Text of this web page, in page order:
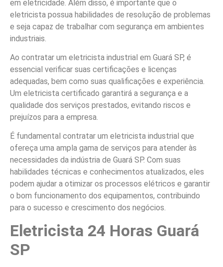
em eletricidade. Além disso, é importante que o
eletricista possua habilidades de resolução de problemas
e seja capaz de trabalhar com segurança em ambientes
industriais.
Ao contratar um eletricista industrial em Guará SP, é
essencial verificar suas certificações e licenças
adequadas, bem como suas qualificações e experiência.
Um eletricista certificado garantirá a segurança e a
qualidade dos serviços prestados, evitando riscos e
prejuízos para a empresa.
É fundamental contratar um eletricista industrial que
ofereça uma ampla gama de serviços para atender às
necessidades da indústria de Guará SP. Com suas
habilidades técnicas e conhecimentos atualizados, eles
podem ajudar a otimizar os processos elétricos e garantir
o bom funcionamento dos equipamentos, contribuindo
para o sucesso e crescimento dos negócios.
Eletricista 24 Horas Guará
SP